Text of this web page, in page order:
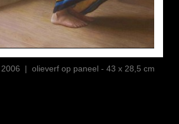
| olieverf op paneel - 43 x 28,5 cm